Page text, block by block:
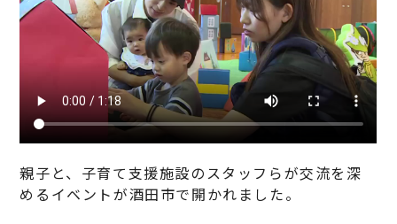
親子と、子育て支援施設のスタッフらが交流を深
めるイベントが酒田市で開かれました。